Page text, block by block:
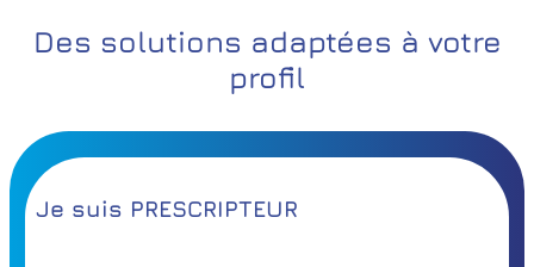
Des solutions adaptées à votre
profil
Je suis PRESCRIPTEUR